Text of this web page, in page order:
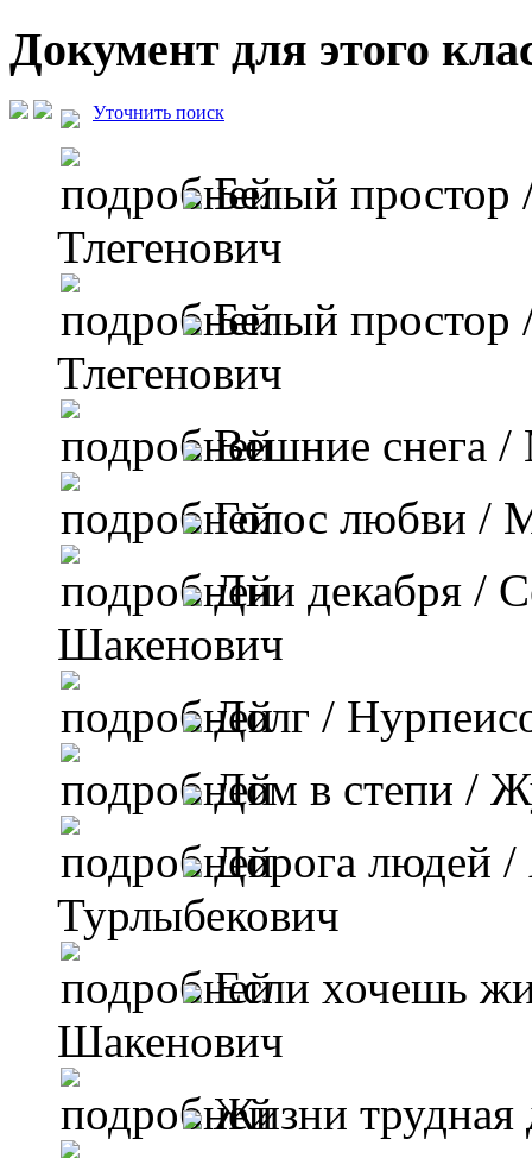
Документ для этого
Уточнить поиск
Белый простор
Тлегенович
Белый простор
Тлегенович
Вешние снега /
Голос любви /
Дни декабря /
Шакенович
Долг /
Дом в степи /
Дорога людей /
Турлыбекович
Если хочешь
Шакенович
Жизни трудная